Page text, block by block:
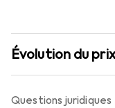
Évolution du prix
Questions juridiques